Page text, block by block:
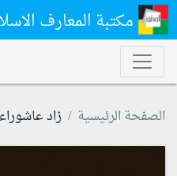
مكتبة المعارف
الصفحة الرئيسية زاد عاشوراء